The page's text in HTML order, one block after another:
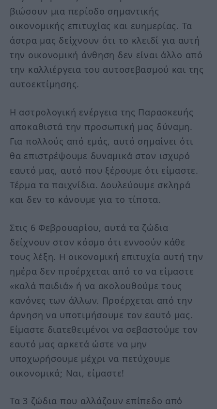
βιώσουν μια περίοδο σημαντικής
οικονομικής επιτυχίας και ευημερίας. Τα
άστρα μας δείχνουν ότι το κλειδί για αυτή
την οικονομική άνθηση δεν είναι άλλο από
την καλλιέργεια του αυτοσεβασμού και της
αυτοεκτίμησης.
Η αστρολογική ενέργεια της Παρασκευής
αποκαθιστά την προσωπική μας δύναμη.
Για πολλούς από εμάς, αυτό σημαίνει ότι
θα επιστρέψουμε δυναμικά στον ισχυρό
εαυτό μας, αυτό που ξέρουμε ότι είμαστε.
Τέρμα τα παιχνίδια. Δουλεύουμε σκληρά
και δεν το κάνουμε για το τίποτα.
Στις 6 Φεβρουαρίου, αυτά τα ζώδια
δείχνουν στον κόσμο ότι εννοούν κάθε
τους λέξη. Η οικονομική επιτυχία αυτή την
ημέρα δεν προέρχεται από το να είμαστε
«καλά παιδιά» ή να ακολουθούμε τους
κανόνες των άλλων. Προέρχεται από την
άρνηση να υποτιμήσουμε τον εαυτό μας.
Είμαστε διατεθειμένοι να σεβαστούμε τον
εαυτό μας αρκετά ώστε να μην
υποχωρήσουμε μέχρι να πετύχουμε
οικονομικά; Ναι, είμαστε!
Τα 3 ζώδια που αλλάζουν επίπεδο από